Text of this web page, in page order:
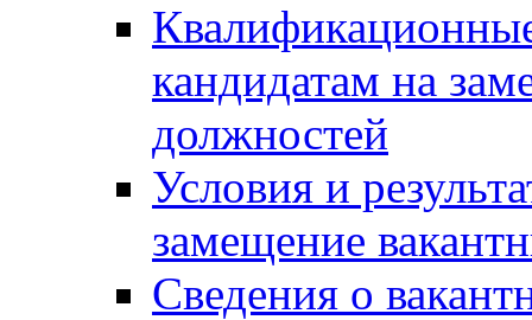
кандидатам на
должностей
Условия и
замещение
Сведения о